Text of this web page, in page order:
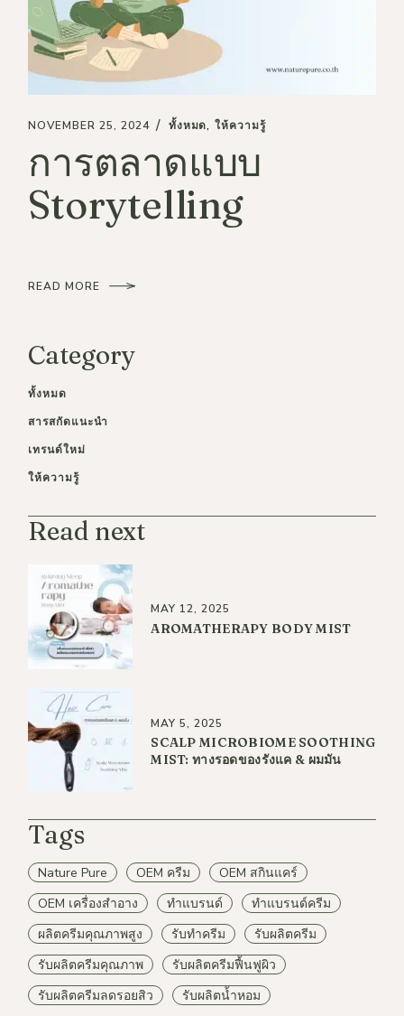
NOVEMBER 25, 2024 ทั้งหมด ให้ความรู้
การตลาดแบบ
Storytelling
READ MORE
Category
ทั้งหมด
สารสกัดแนะนำ
เทรนด์ใหม่
ให้ความรู้
Read next
MAY 12, 2025
AROMATHERAPY BODY MIST
MAY 5, 2025
SCALP MICROBIOME SOOTHING
MIST: ทางรอดของรังแค & ผมมัน
Tags
Nature Pure OEM ครีม
OEM สกินแคร์
OEM เครื่องสำอาง
ทำแบรนด์
ทำแบรนด์ครีม
ผลิตครีมคุณภาพสูง
รับทำครีม
รับผลิตครีม
รับผลิตครีมคุณภาพ
รับผลิตครีมฟื้นฟูผิว
รับผลิตครีมลดรอยสิว
รับผลิตน้ำหอม